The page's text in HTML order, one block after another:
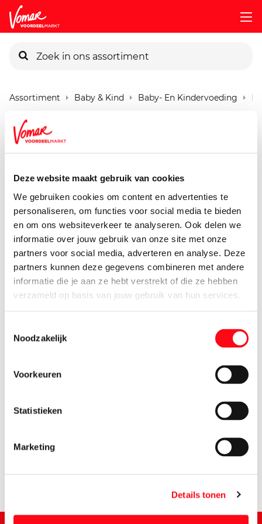
Deze website maakt gebruik van cookies
We gebruiken cookies om content en advertenties te
personaliseren, om functies voor social media te bieden
en om ons websiteverkeer te analyseren. Ook delen we
informatie over jouw gebruik van onze site met onze
partners voor social media, adverteren en analyse. Deze
partners kunnen deze gegevens combineren met andere
informatie die je aan ze hebt verstrekt of die ze hebben
verzameld op basis van jouw gebruik van hun services.
Noodzakelijk
Voorkeuren
Statistieken
Marketing
Details tonen
Pincode vergeten
Assortiment Baby & Kind Baby- En Kindervoeding
Bonbebe 4m+ Knijpzak
90 gram
0.